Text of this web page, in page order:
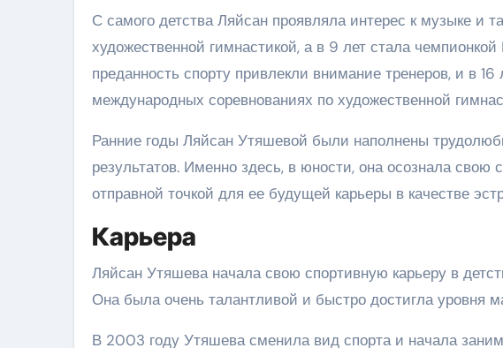
С самого детства Ляйсан проявляла интерес к музыке и
художественной гимнастикой, а в 9 лет стала
преданность спорту привлекли внимание тренеров, и в
международных соревнованиях по художественной
Ранние годы Ляйсан Утяшевой были наполнены
результатов. Именно здесь, в юности, она осознала свою
отправной точкой для ее будущей карьеры в качестве
Карьера
Ляйсан Утяшева начала свою спортивную карьеру в
Она была очень талантливой и быстро достигла уровня
В 2003 году Утяшева сменила вид спорта и начала